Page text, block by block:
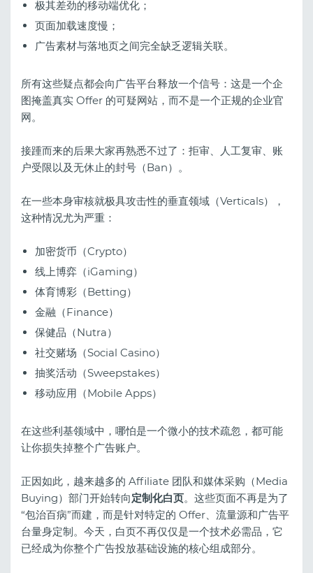
极其差劲的移动端优化；
页面加载速度慢；
广告素材与落地页之间完全缺乏逻辑关联。
所有这些疑点都会向广告平台释放一个信号：这是一个企
图掩盖真实 Offer 的可疑网站，而不是一个正规的企业官
网。
接踵而来的后果大家再熟悉不过了：拒审、人工复审、账
户受限以及无休止的封号（Ban）。
在一些本身审核就极具攻击性的垂直领域（Verticals），
这种情况尤为严重：
加密货币（Crypto）
线上博弈（iGaming）
体育博彩（Betting）
金融（Finance）
保健品（Nutra）
社交赌场（Social Casino）
抽奖活动（Sweepstakes）
移动应用（Mobile Apps）
在这些利基领域中，哪怕是一个微小的技术疏忽，都可能
让你损失掉整个广告账户。
正因如此，越来越多的 Affiliate 团队和媒体采购（Media
Buying）部门开始转向定制化白页。这些页面不再是为了
“包治百病”而建，而是针对特定的 Offer、流量源和广告平
台量身定制。今天，白页不再仅仅是一个技术必需品，它
已经成为你整个广告投放基础设施的核心组成部分。